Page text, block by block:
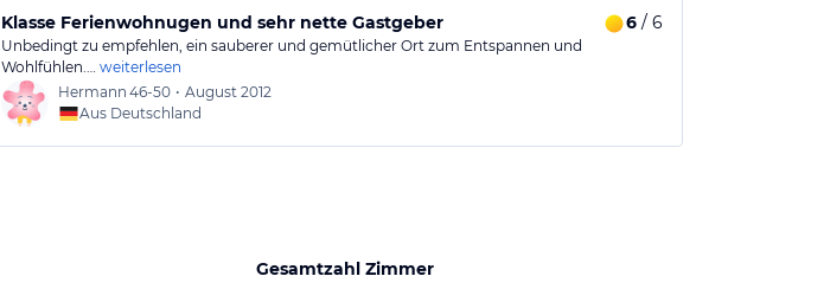
Klasse Ferienwohnugen und sehr nette Gastgeber 6 / 6
Unbedingt zu empfehlen, ein sauberer und gemütlicher Ort zum Entspannen und
Wohlfühlen.… weiterlesen
Hermann 46-50 • August 2012
Aus Deutschland
Gesamtzahl Zimmer